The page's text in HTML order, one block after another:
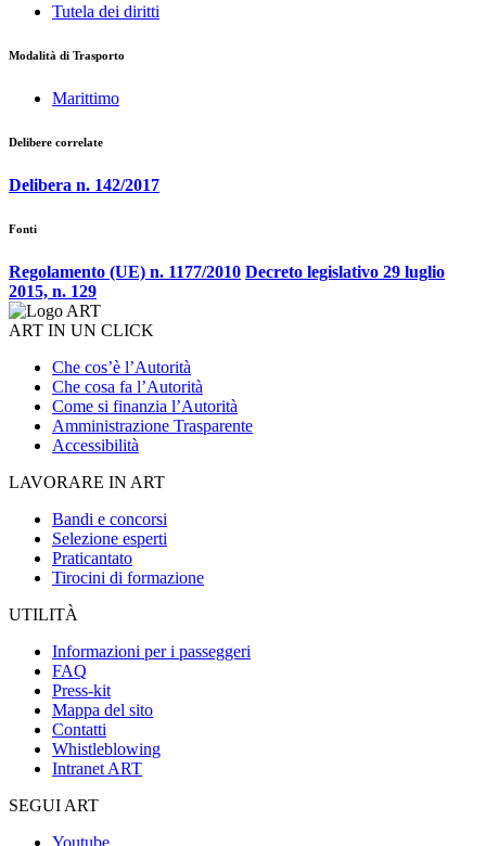
Tutela dei diritti
Modalità di Trasporto
Marittimo
Delibere correlate
Delibera n. 142/2017
Fonti
Regolamento (UE) n. 1177/2010 Decreto legislativo 29 luglio
2015, n. 129
ART IN UN CLICK
Che cos’è l’Autorità
Che cosa fa l’Autorità
Come si finanzia l’Autorità
Amministrazione Trasparente
Accessibilità
LAVORARE IN ART
Bandi e concorsi
Selezione esperti
Praticantato
Tirocini di formazione
UTILITÀ
Informazioni per i passeggeri
FAQ
Press-kit
Mappa del sito
Contatti
Whistleblowing
Intranet ART
SEGUI ART
Youtube